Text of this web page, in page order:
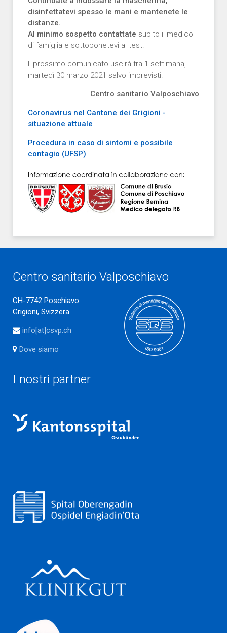
disinfettatevi spesso le mani e mantenete le
distanze.
Al minimo sospetto contattate subito il medico
di famiglia e sottoponetevi al test.
Il prossimo comunicato uscirà fra 1 settimana,
martedì 30 marzo 2021 salvo imprevisti.
Centro sanitario Valposchiavo
Coronavirus nel Cantone dei Grigioni -
situazione attuale
Procedura in caso di sintomi e possibile
contagio (UFSP)
Centro sanitario Valposchiavo
CH-7742 Poschiavo
Grigioni, Svizzera
info[at]csvp.ch
Dove siamo
I nostri partner